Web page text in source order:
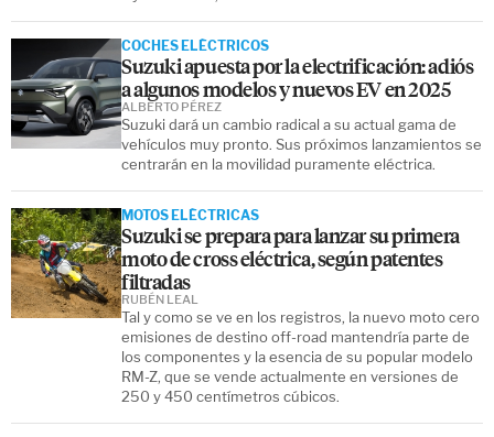
COCHES ELÉCTRICOS
Suzuki apuesta por la electrificación: adiós
a algunos modelos y nuevos EV en 2025
Suzuki dará un cambio radical a su actual gama de
vehículos muy pronto. Sus próximos lanzamientos se
centrarán en la movilidad puramente eléctrica.
ALBERTO PÉREZ
MOTOS ELÉCTRICAS
Suzuki se prepara para lanzar su primera
moto de cross eléctrica, según patentes
filtradas
Tal y como se ve en los registros, la nuevo moto cero
emisiones de destino off-road mantendría parte de
los componentes y la esencia de su popular modelo
RM-Z, que se vende actualmente en versiones de
250 y 450 centímetros cúbicos.
RUBÉN LEAL